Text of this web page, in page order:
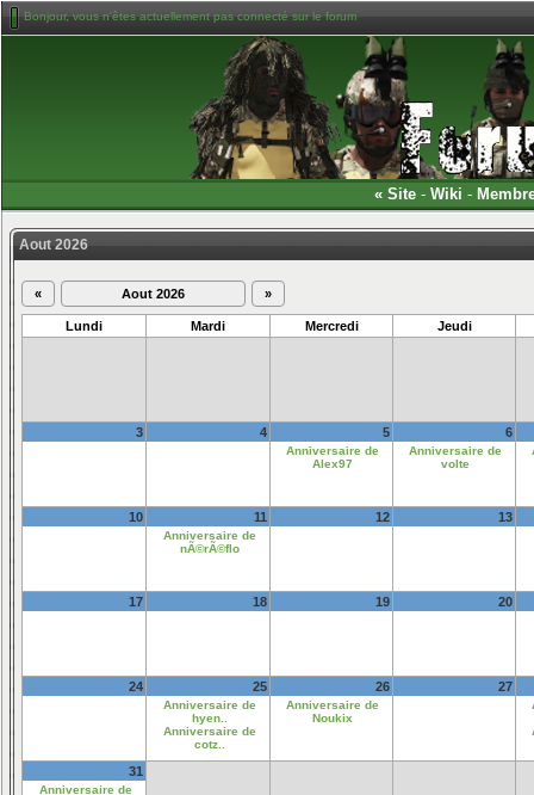
Bonjour, vous n'êtes actuellement pas connecté sur le forum
« Site - Wiki -
Aout 2026
« Aout 2026 »
Lundi Mardi Mercredi Jeudi
3 4 5
Anniversaire de
Alex97
6
Anniversaire de
volte
10 11
Anniversaire de
nÃ©rÃ©flo
12 13
17 18 19 20
24 25
Anniversaire de
hyen..
Anniversaire de
cotz..
26
Anniversaire de
Noukix
27
31
Anniversaire de